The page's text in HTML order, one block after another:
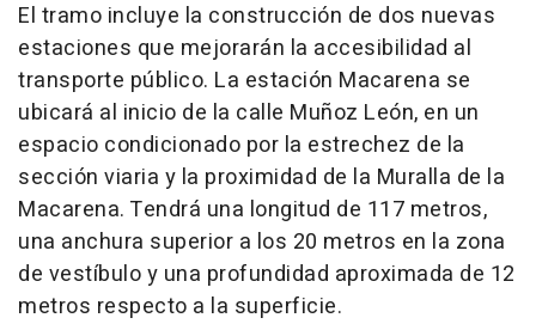
El tramo incluye la construcción de dos nuevas
estaciones que mejorarán la accesibilidad al
transporte público. La estación Macarena se
ubicará al inicio de la calle Muñoz León, en un
espacio condicionado por la estrechez de la
sección viaria y la proximidad de la Muralla de la
Macarena. Tendrá una longitud de 117 metros,
una anchura superior a los 20 metros en la zona
de vestíbulo y una profundidad aproximada de 12
metros respecto a la superficie.